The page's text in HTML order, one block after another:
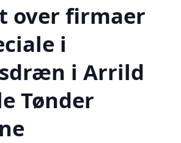
over firmaer
i
i Arrild
Tønder